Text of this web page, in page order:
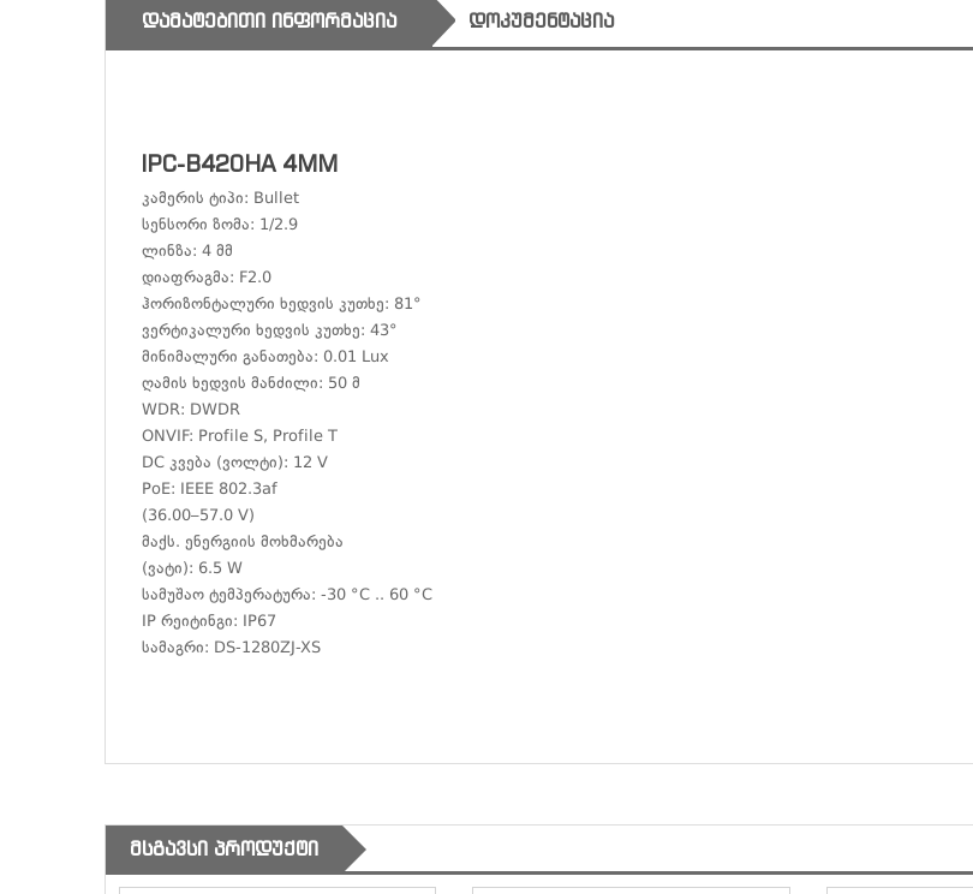
ᲓᲐᲛᲐᲢᲔᲑᲘᲗᲘ ᲘᲜᲤᲝᲠᲛᲐᲪᲘᲐ ᲓᲝᲙᲣᲛᲔᲜᲢᲐᲪᲘᲐ
IPC-B420HA 4MM
კამერის ტიპი: Bullet
სენსორი ზომა: 1/2.9
ლინზა: 4 მმ
დიაფრაგმა: F2.0
ჰორიზონტალური ხედვის კუთხე: 81°
ვერტიკალური ხედვის კუთხე: 43°
მინიმალური განათება: 0.01 Lux
ღამის ხედვის მანძილი: 50 მ
WDR: DWDR
ONVIF: Profile S, Profile T
DC კვება (ვოლტი): 12 V
PoE: IEEE 802.3af
(36.00–57.0 V)
მაქს. ენერგიის მოხმარება
(ვატი): 6.5 W
სამუშაო ტემპერატურა: -30 °C .. 60 °C
IP რეიტინგი: IP67
სამაგრი: DS-1280ZJ-XS
ᲛᲡᲒᲐᲕᲡᲘ ᲞᲠᲝᲓᲣᲥᲢᲘ